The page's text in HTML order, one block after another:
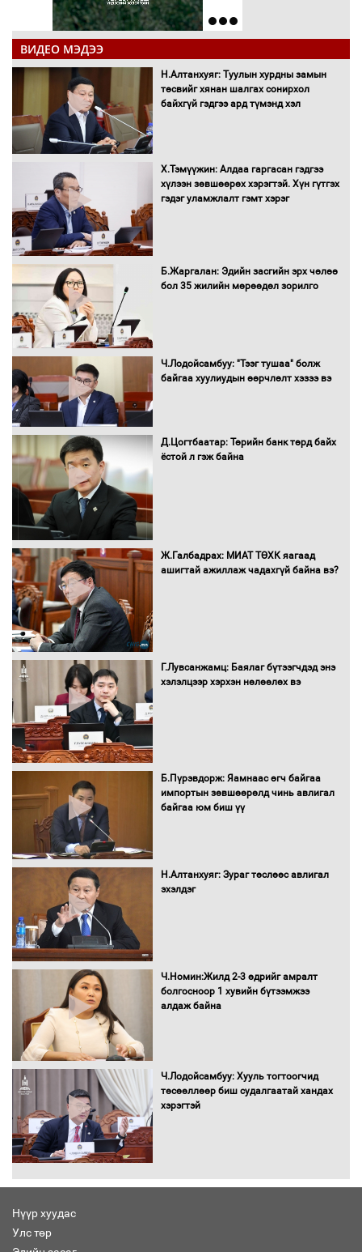
ВИДЕО МЭДЭЭ
Н.Алтанхуяг: Туулын хурдны замын
төсвийг хянан шалгах сонирхол
байхгүй гэдгээ ард түмэнд хэл
Х.Тэмүүжин: Алдаа гаргасан гэдгээ
хүлээн зөвшөөрөх хэрэгтэй. Хүн гүтгэх
гэдэг уламжлалт гэмт хэрэг
Б.Жаргалан: Эдийн засгийн эрх чөлөө
бол 35 жилийн мөрөөдөл зорилго
Ч.Лодойсамбуу: "Тээг тушаа" болж
байгаа хуулиудын өөрчлөлт хэзээ вэ
Д.Цогтбаатар: Төрийн банк төрд байх
ёстой л гэж байна
Ж.Галбадрах: МИАТ ТӨХК яагаад
ашигтай ажиллаж чадахгүй байна вэ?
Г.Лувсанжамц: Баялаг бүтээгчдэд энэ
хэлэлцээр хэрхэн нөлөөлөх вэ
Б.Пүрэвдорж: Яамнаас өгч байгаа
импортын зөвшөөрөлд чинь авлигал
байгаа юм биш үү
Н.Алтанхуяг: Зураг төслөөс авлигал
эхэлдэг
Ч.Номин:Жилд 2-3 өдрийг амралт
болгосноор 1 хувийн бүтээмжээ
алдаж байна
Ч.Лодойсамбуу: Хууль тогтоогчид
төсөөллөөр биш судалгаатай хандах
хэрэгтэй
Нүүр хуудас
Улс төр